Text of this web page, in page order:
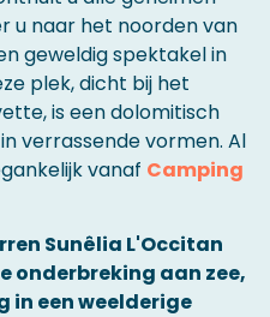
u naar het noorden van
geweldig spektakel in
plek, dicht bij het
is een dolomitisch
verrassende vormen. Al
vanaf Camping
Sunêlia L'Occitan
onderbreking aan zee,
in een weelderige